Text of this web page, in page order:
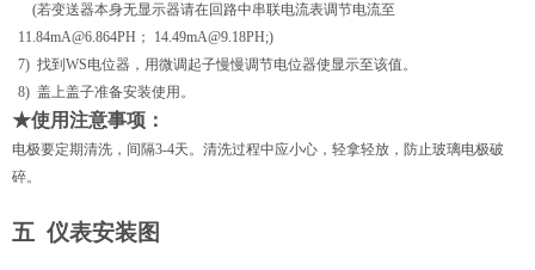
(若变送器本身无显示器请在回路中串联电流表调节电流至
11.84mA@6.864PH； 14.49mA@9.18PH;)
7)找到WS电位器，用微调起子慢慢调节电位器使显示至该值。
8)盖上盖子准备安装使用。
★使用注意事项：
电极要定期清洗，间隔3-4天。清洗过程中应小心，轻拿轻放，防止玻璃电极破
碎。
五 仪表安装图